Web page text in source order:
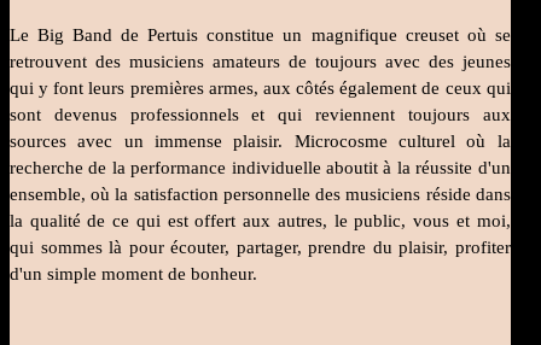
Le Big Band de Pertuis constitue un magnifique creuset où se
retrouvent des musiciens amateurs de toujours avec des jeunes
qui y font leurs premières armes, aux côtés également de ceux qui
sont devenus professionnels et qui reviennent toujours aux
sources avec un immense plaisir. Microcosme culturel où la
recherche de la performance individuelle aboutit à la réussite d'un
ensemble, où la satisfaction personnelle des musiciens réside dans
la qualité de ce qui est offert aux autres, le public, vous et moi,
qui sommes là pour écouter, partager, prendre du plaisir, profiter
d'un simple moment de bonheur.